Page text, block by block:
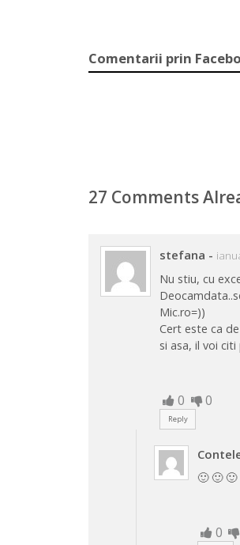
Comentarii prin
27 Comments
stefana -
Nu stiu, cu
Mic.ro=))
Cert este ca
si asa, il voi
0 0
Reply
🙂 🙂 🙂
0